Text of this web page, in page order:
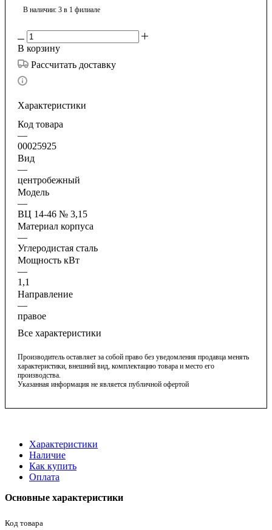
В наличии: 3 в 1 филиале
В корзину
Рассчитать доставку
Характеристики
Код товара
—
00025925
Вид
—
центробежный
Модель
—
ВЦ 14-46 № 3,15
Материал корпуса
—
Углеродистая сталь
Мощность кВт
—
1,1
Направление
—
правое
Все характеристики
Производитель оставляет за собой право без уведомления продавца менять
характеристики, внешний вид, комплектацию товара и место его
производства.
Указанная информация не является публичной офертой
Характеристики
Наличие
Как купить
Оплата
Основные характеристики
Код товара